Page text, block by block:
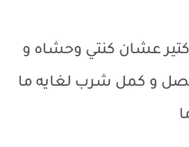
كتير عشان كنتي وحشاه و
و كمل شرب لغايه ما